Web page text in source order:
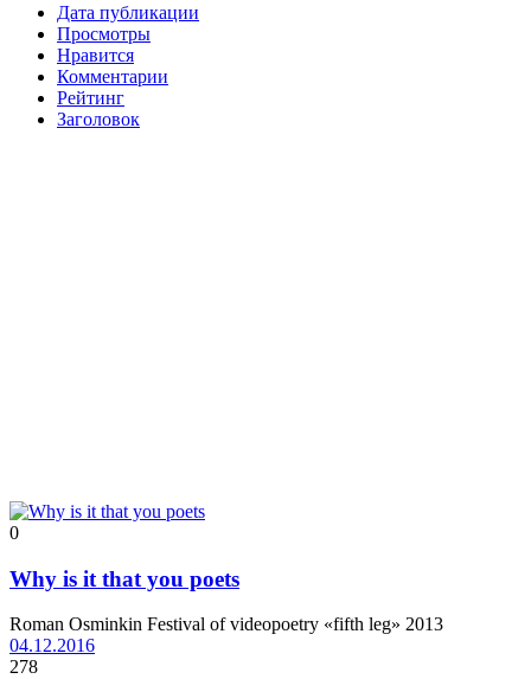
Дата публикации
Просмотры
Нравится
Комментарии
Рейтинг
Заголовок
0
Why is it that you poets
Roman Osminkin Festival of videopoetry «fifth leg» 2013
04.12.2016
278